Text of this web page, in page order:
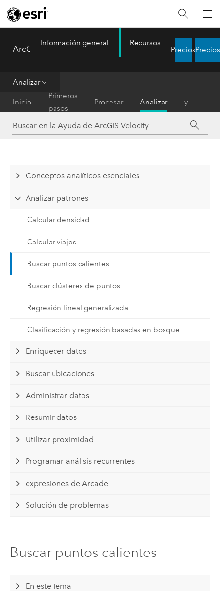
ArcGIS Velocity
Información general Recursos
PreciosPrecios
Analizar
Inicio
Primeros
pasos
Procesar Analizar
y
notificar
Conceptos analíticos esenciales
Analizar patrones
Calcular densidad
Calcular viajes
Buscar puntos calientes
Buscar clústeres de puntos
Regresión lineal generalizada
Clasificación y regresión basadas en bosque
Enriquecer datos
Buscar ubicaciones
Administrar datos
Resumir datos
Utilizar proximidad
Programar análisis recurrentes
expresiones de Arcade
Solución de problemas
Buscar puntos calientes
En este tema